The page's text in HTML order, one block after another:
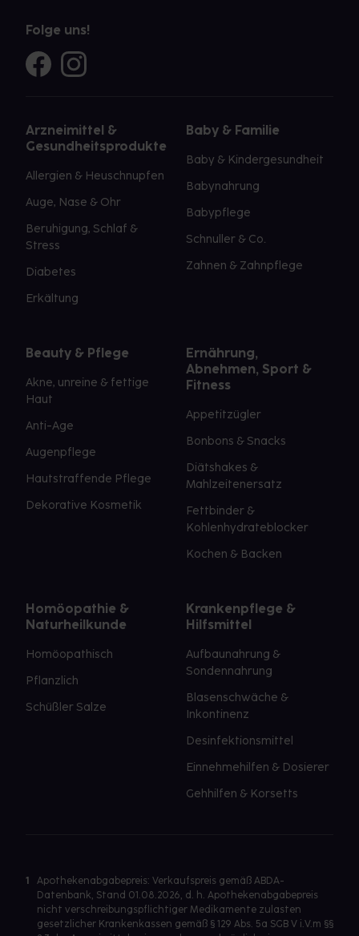
Folge uns!
Arzneimittel &
Gesundheitsprodukte
Allergien & Heuschnupfen
Auge, Nase & Ohr
Beruhigung, Schlaf &
Stress
Diabetes
Erkältung
Baby & Familie
Baby & Kindergesundheit
Babynahrung
Babypflege
Schnuller & Co.
Zahnen & Zahnpflege
Beauty & Pflege
Akne, unreine & fettige
Haut
Anti-Age
Augenpflege
Hautstraffende Pflege
Dekorative Kosmetik
Ernährung,
Abnehmen, Sport &
Fitness
Appetitzügler
Bonbons & Snacks
Diätshakes &
Mahlzeitenersatz
Fettbinder &
Kohlenhydrateblocker
Kochen & Backen
Homöopathie &
Naturheilkunde
Homöopathisch
Pflanzlich
Schüßler Salze
Krankenpflege &
Hilfsmittel
Aufbaunahrung &
Sondennahrung
Blasenschwäche &
Inkontinenz
Desinfektionsmittel
Einnehmehilfen & Dosierer
Gehhilfen & Korsetts
1
Apothekenabgabepreis: Verkaufspreis gemäß ABDA-
Datenbank, Stand 01.08.2026, d. h. Apothekenabgabepreis
nicht verschreibungspflichtiger Medikamente zulasten
gesetzlicher Krankenkassen gemäß § 129 Abs. 5a SGB V i.V.m §§